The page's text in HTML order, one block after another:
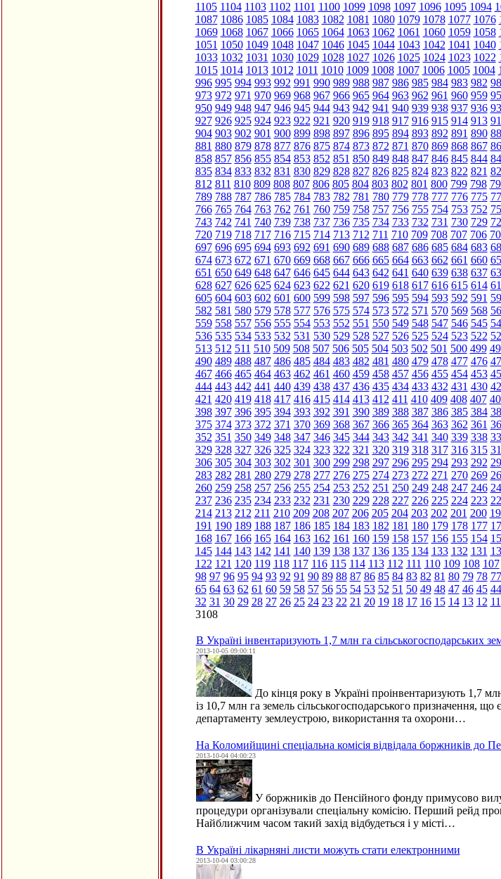
1105 1104 1103 1102 1101 1100 1099 1098 1097 1096 1095 1094
1087 1086 1085 1084 1083 1082 1081 1080 1079 1078 1077 1076
1069 1068 1067 1066 1065 1064 1063 1062 1061 1060 1059 1058
1051 1050 1049 1048 1047 1046 1045 1044 1043 1042 1041 1040
1033 1032 1031 1030 1029 1028 1027 1026 1025 1024 1023 1022
1015 1014 1013 1012 1011 1010 1009 1008 1007 1006 1005 1004
996 995 994 993 992 991 990 989 988 987 986 985 984 983 982
973 972 971 970 969 968 967 966 965 964 963 962 961 960 959
950 949 948 947 946 945 944 943 942 941 940 939 938 937 936
927 926 925 924 923 922 921 920 919 918 917 916 915 914 913
904 903 902 901 900 899 898 897 896 895 894 893 892 891 890
881 880 879 878 877 876 875 874 873 872 871 870 869 868 867
858 857 856 855 854 853 852 851 850 849 848 847 846 845 844
835 834 833 832 831 830 829 828 827 826 825 824 823 822 821
812 811 810 809 808 807 806 805 804 803 802 801 800 799 798
789 788 787 786 785 784 783 782 781 780 779 778 777 776 775
766 765 764 763 762 761 760 759 758 757 756 755 754 753 752
743 742 741 740 739 738 737 736 735 734 733 732 731 730 729
720 719 718 717 716 715 714 713 712 711 710 709 708 707 706
697 696 695 694 693 692 691 690 689 688 687 686 685 684 683
674 673 672 671 670 669 668 667 666 665 664 663 662 661 660
651 650 649 648 647 646 645 644 643 642 641 640 639 638 637
628 627 626 625 624 623 622 621 620 619 618 617 616 615 614
605 604 603 602 601 600 599 598 597 596 595 594 593 592 591
582 581 580 579 578 577 576 575 574 573 572 571 570 569 568
559 558 557 556 555 554 553 552 551 550 549 548 547 546 545
536 535 534 533 532 531 530 529 528 527 526 525 524 523 522
513 512 511 510 509 508 507 506 505 504 503 502 501 500 499
490 489 488 487 486 485 484 483 482 481 480 479 478 477 476
467 466 465 464 463 462 461 460 459 458 457 456 455 454 453
444 443 442 441 440 439 438 437 436 435 434 433 432 431 430
421 420 419 418 417 416 415 414 413 412 411 410 409 408 407
398 397 396 395 394 393 392 391 390 389 388 387 386 385 384
375 374 373 372 371 370 369 368 367 366 365 364 363 362 361
352 351 350 349 348 347 346 345 344 343 342 341 340 339 338
329 328 327 326 325 324 323 322 321 320 319 318 317 316 315
306 305 304 303 302 301 300 299 298 297 296 295 294 293 292
283 282 281 280 279 278 277 276 275 274 273 272 271 270 269
260 259 258 257 256 255 254 253 252 251 250 249 248 247 246
237 236 235 234 233 232 231 230 229 228 227 226 225 224 223
214 213 212 211 210 209 208 207 206 205 204 203 202 201 200
191 190 189 188 187 186 185 184 183 182 181 180 179 178 177
168 167 166 165 164 163 162 161 160 159 158 157 156 155 154
145 144 143 142 141 140 139 138 137 136 135 134 133 132 131
122 121 120 119 118 117 116 115 114 113 112 111 110 109 108 107
98 97 96 95 94 93 92 91 90 89 88 87 86 85 84 83 82 81 80 79 78 77
65 64 63 62 61 60 59 58 57 56 55 54 53 52 51 50 49 48 47 46 45 44
32 31 30 29 28 27 26 25 24 23 22 21 20 19 18 17 16 15 14 13 12 11
3108
В Україні інвентаризують 1,7 млн га сільськогосподарських
2013-10-05 09:00:11
До кінця року в Україні проінвентаризують 1,7
із 10,7 млн га земель сільськогосподарського призначення,
департаменту землеустрою, використання та охорони…
На Коломийщині спеціальна комісія відвідала боржників до
2013-10-04 04:00:23
У боржників до Пенсійного фонду примусово
процедури організували спеціальну комісію. Перший рейд
Найближчим часом такий захід відбудеться і у місті…
В Україні лікарняні листи можуть стати електронними
2013-10-04 03:00:28